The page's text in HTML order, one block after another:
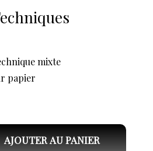
mixte
papier
titre D 21
AJOUTER AU PANIER